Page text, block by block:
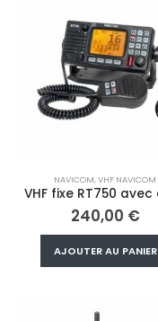
NAVICOM,VHF NAVICOM
240,00 €
AJOUTER AU PANIER